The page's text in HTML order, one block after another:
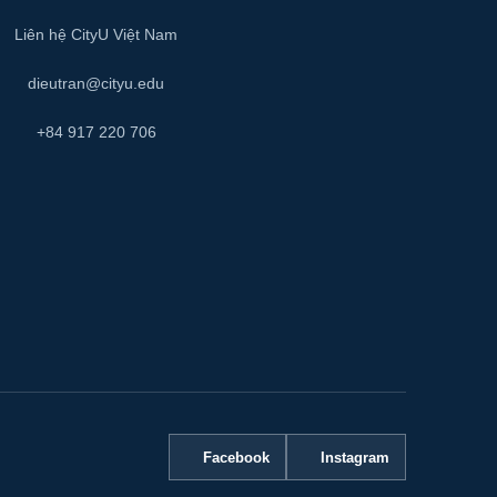
Liên hệ CityU Việt Nam
dieutran@cityu.edu
+84 917 220 706
Facebook Instagram